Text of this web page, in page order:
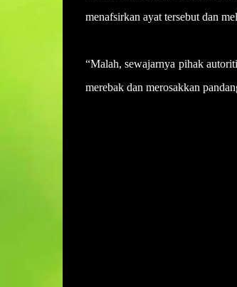
menafsirkan ayat tersebut dan
“Malah, sewajarnya pihak
merebak dan merosakkan